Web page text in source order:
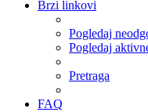
Brzi linkovi
Pogledaj
Pogledaj
Pretraga
FAQ